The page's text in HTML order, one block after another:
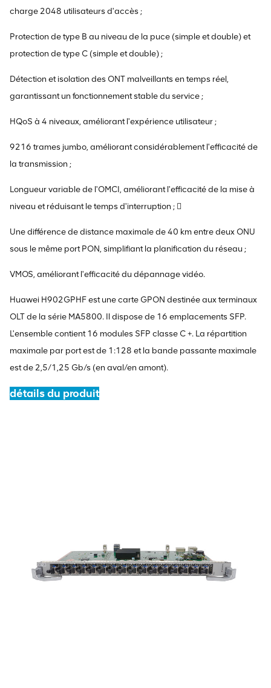
charge 2048 utilisateurs d'accès ;
Protection de type B au niveau de la puce (simple et double) et
protection de type C (simple et double) ;
Détection et isolation des ONT malveillants en temps réel,
garantissant un fonctionnement stable du service ;
HQoS à 4 niveaux, améliorant l'expérience utilisateur ;
9216 trames jumbo, améliorant considérablement l'efficacité de
la transmission ;
Longueur variable de l'OMCI, améliorant l'efficacité de la mise à
niveau et réduisant le temps d'interruption ; 
Une différence de distance maximale de 40 km entre deux ONU
sous le même port PON, simplifiant la planification du réseau ;
VMOS, améliorant l'efficacité du dépannage vidéo.
Huawei H902GPHF est une carte GPON destinée aux terminaux
OLT de la série MA5800. Il dispose de 16 emplacements SFP.
L'ensemble contient 16 modules SFP classe C +. La répartition
maximale par port est de 1:128 et la bande passante maximale
est de 2,5/1,25 Gb/s (en aval/en amont).
détails du produit